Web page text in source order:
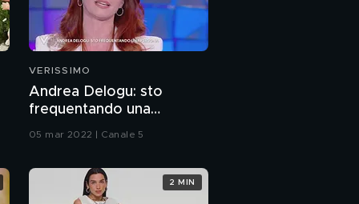
Cremonini"
Pierpaolo Pretelli e
l'amore per la sua
Pierpaolo Pretelli
racconta la famiglia
miei progetti"
VERISSIMO
Andrea Delogu: sto
frequentando una
05 mar 2022 | Canale 5
2 MIN